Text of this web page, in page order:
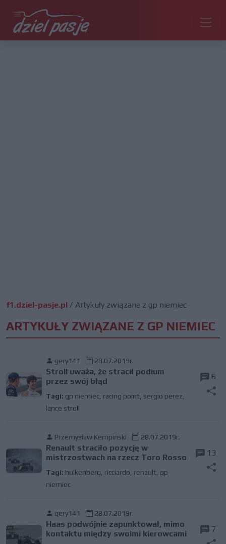
f1.dziel-pasje.pl / Artykuły związane z gp niemiec
ARTYKUŁY ZWIĄZANE Z GP NIEMIEC
gery141 28.07.2019r.
Stroll uważa, że stracił podium
przez swój błąd
Tagi: gp niemiec, racing point sergio perez
lance stroll
6
Przemysław Kempiński 28.07.2019r.
Renault straciło pozycję w
mistrzostwach na rzecz Toro Rosso
Tagi: hulkenberg ricciardo renault gp
niemiec
13
gery141 28.07.2019r.
Haas podwójnie zapunktował, mimo
kontaktu między swoimi kierowcami
7